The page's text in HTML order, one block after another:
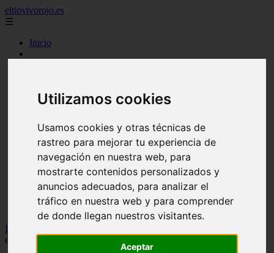
Utilizamos cookies
Usamos cookies y otras técnicas de
rastreo para mejorar tu experiencia de
navegación en nuestra web, para
mostrarte contenidos personalizados y
anuncios adecuados, para analizar el
tráfico en nuestra web y para comprender
de donde llegan nuestros visitantes.
Aceptar
eltiovivorojo.es
☰
Inicio
carnes
huevos
mariscos
otros
postres
producto
reposteria
venezuela
verduras
Inicio
escalfados perfectos - y ya está en tu alacena